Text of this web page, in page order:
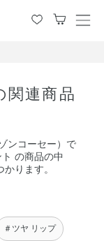
メ
関連商品
ンコーセー）で
の商品の中
ります。
＃ツヤ リップ